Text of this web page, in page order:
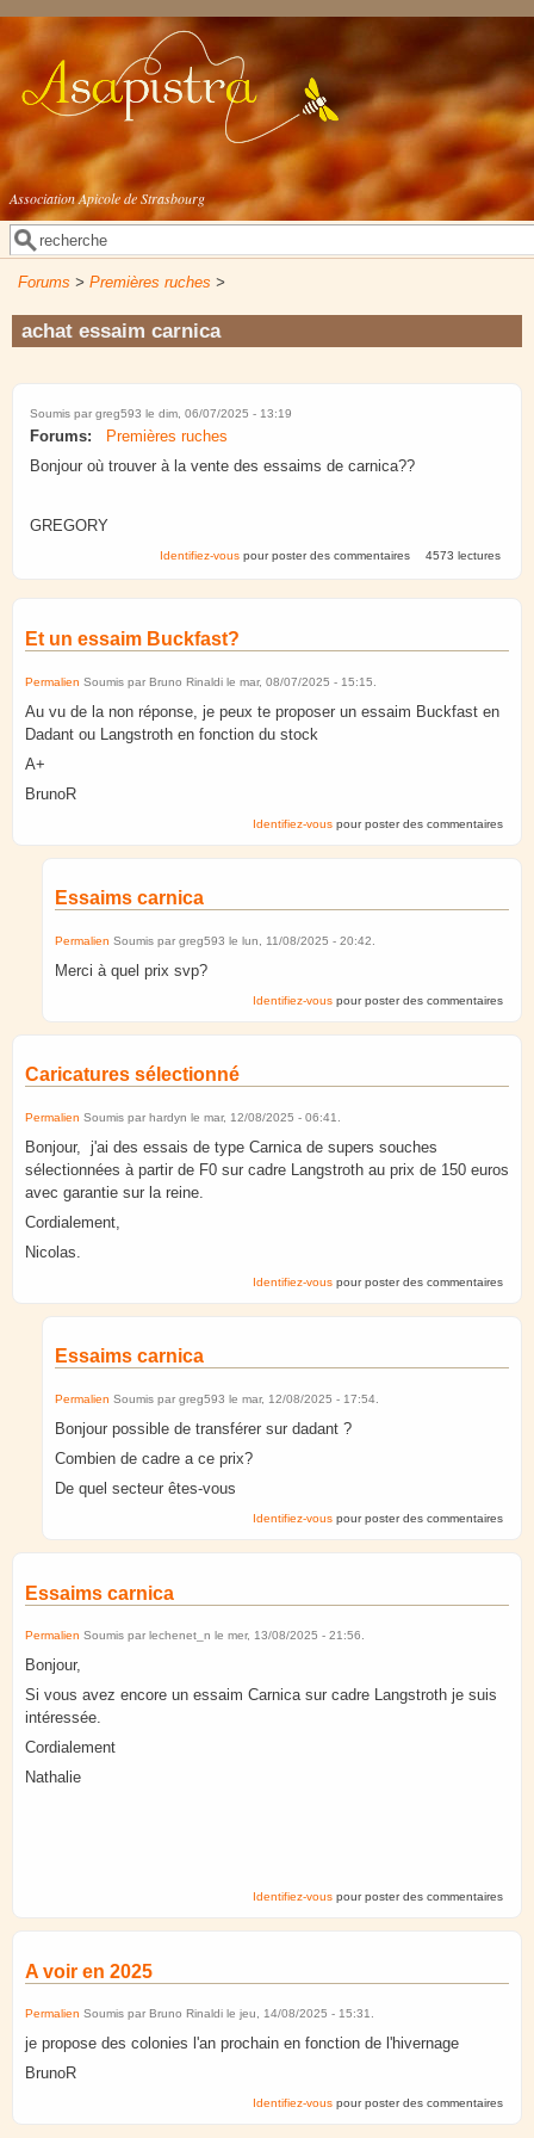
Aller au contenu principal
Association Apicole de Strasbourg
Formulaire de recherche
Rechercher
Forums > Premières ruches >
achat essaim carnica
Soumis par greg593 le dim, 06/07/2025 - 13:19
Forums:
Premières ruches
Bonjour où trouver à la vente des essaims de carnica??
GREGORY
Identifiez-vous pour poster des commentaires 4573 lectures
Et un essaim Buckfast?
Permalien Soumis par Bruno Rinaldi le mar, 08/07/2025 - 15:15
Au vu de la non réponse, je peux te proposer un essaim Buckfast en
Dadant ou Langstroth en fonction du stock
A+
BrunoR
Identifiez-vous pour poster des commentaires
Essaims carnica
Permalien Soumis par greg593 le lun, 11/08/2025 - 20:42
Merci à quel prix svp?
Identifiez-vous pour poster des commentaires
Caricatures sélectionné
Permalien Soumis par hardyn le mar, 12/08/2025 - 06:41
Bonjour, j'ai des essais de type Carnica de supers souches
sélectionnées à partir de F0 sur cadre Langstroth au prix de 150 euros
avec garantie sur la reine.
Cordialement,
Nicolas.
Identifiez-vous pour poster des commentaires
Essaims carnica
Permalien Soumis par greg593 le mar, 12/08/2025 - 17:54
Bonjour possible de transférer sur dadant ?
Combien de cadre a ce prix?
De quel secteur êtes-vous
Identifiez-vous pour poster des commentaires
Essaims carnica
Permalien Soumis par lechenet_n le mer, 13/08/2025 - 21:56.
Bonjour,
Si vous avez encore un essaim Carnica sur cadre Langstroth je suis
intéressée.
Cordialement
Nathalie
Identifiez-vous pour poster des commentaires
A voir en 2025
Permalien Soumis par Bruno Rinaldi le jeu, 14/08/2025 - 15:31.
je propose des colonies l'an prochain en fonction de l'hivernage
BrunoR
Identifiez-vous pour poster des commentaires